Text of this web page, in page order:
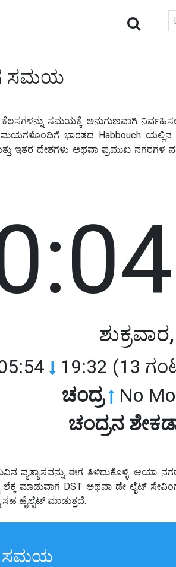
ಸಮಯ
ಸಮಯಕ್ಕೆ ಅನುಗುಣವಾಗಿ
ಭಾರತದ Habbouch ಯಲ್ಲಿನ
ಇತರ ದೇಶಗಳು ಅಥವಾ ಪ್ರಮುಖ
19:32 (13
ಚಂದ್ರ No
ಚಂದ್ರನ
ವ್ಯತ್ಯಾಸವನ್ನು ಈಗ ತಿಳಿದುಕೊಳ್ಳಿ. ಆಯಾ
ಲೆಕ್ಕ ಮಾಡುವಾಗ DST ಅಥವಾ ಡೇ ಲೈಟ್
ಹೈಲೈಟ್ ಮಾಡುತ್ತದೆ.
ಸಮಯ